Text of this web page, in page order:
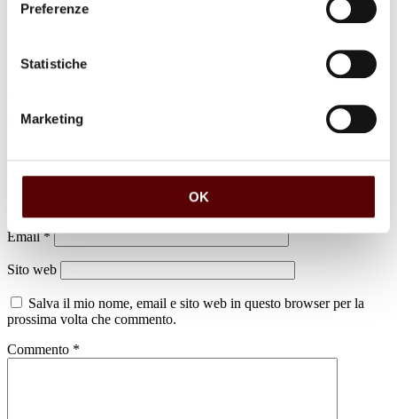
Preferenze
Statistiche
Marketing
OK
Lascia un commento
Il tuo indirizzo email non sarà pubblicato. I campi obbligatori sono
contrassegnati*
Email*
Sito web
Salva il mio nome, email e sito web in questo browser per la
prossima volta che commento.
Commento *